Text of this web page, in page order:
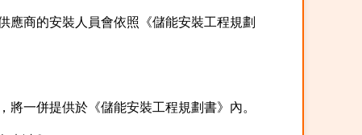
應商的安裝人員會依照《儲能安裝工程規劃
一併提供於《儲能安裝工程規劃書》內。